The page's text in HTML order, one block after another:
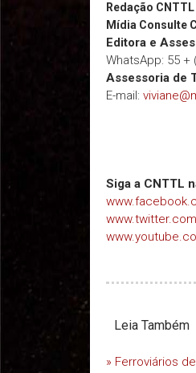
Redação CNTTL
Mídia Consulte
Editora e
WhatsApp: 55 +
Assessoria de
E-mail:
Siga a CNTTL
Leia Também
» Ferroviários